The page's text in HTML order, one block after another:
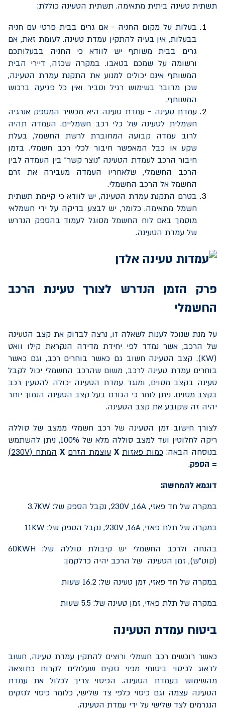
תשתית טעינה ביתית מתאימה. תשתית הטעינה כוללת:
בעלות על מקום החניה - אם גרים בבית פרטי עם חניה
בבעלות, אין בעיה להתקין עמדת טעינה. לעומת זאת, אם
גרים בבית משותף יש לוודא כי החניה בבעלותכם
ורשומה על שמכם בטאבו. במקרה שכזה, דיירי הבית
המשותף אינם יכולים למנוע את התקנת עמדת הטעינה,
שכן מדובר בשימוש רגיל וסביר ואין כל פגיעה ברכוש
המשותף.
עמדת טעינה - עמדת טעינה היא מכשיר המספק אנרגיה
חשמלית לטעינה של כלי רכב חשמליים. העמדה תהיה
לרוב עמדה קבועה המחוברת לרשת החשמל, בעלת
שקע או כבל המאפשר חיבור לכלי רכב חשמלי. בזמן
חיבור הרכב לעמדת הטעינה "נוצר קשר" בין העמדה לבין
הרכב החשמלי, שלאחריו העמדה מעבירה את זרם
החשמל אל הרכב החשמלי.
בטרם התקנת עמדת הטעינה, יש לוודא כי קיימת תשתית
חשמל מתאימה. כלומר, יש לבצע בדיקה על ידי חשמלאי
מוסמך באם לוח החשמל מסוגל לעמוד בהספק הנדרש
של עמדת הטעינה.
פרק הזמן הנדרש לצורך טעינת הרכב
החשמלי
על מנת שנוכל לענות לשאלה זו, נרצה לבדוק את קצב הטעינה
של הרכב, אשר נמדד לפי יחידת מדידה הנקראת קילו וואט
(
KW). קצב הטעינה חשוב גם כאשר בוחרים רכב, וגם כאשר
בוחרים עמדת טעינה לרכב, משום שהרכב החשמלי יכול לקבל
טעינה בקצב מסוים, ומנגד עמדת הטעינה יכולה להטעין רכב
בקצב מסוים. ניתן לומר כי הגורם בעל קצב הטעינה הנמוך יותר
יהיה זה שקובע את קצב הטעינה.
לצורך חישוב זמן הטעינה של רכב חשמלי ממצב של סוללה
ריקה לחלוטין ועד למצב סוללה מלא של 100%, ניתן להשתמש
בנוסחה הבאה: כמות פאזות X עוצמת הזרם X המתח (230V
)
= הספק.
דוגמא להמחשה:
במקרה של חד פאזי, 16A
,
230V, נקבל הספק של: 3.7KW
במקרה של תלת פאזי, 16A
,
230V, נקבל הספק של: 11KW
בהנחה ולרכב החשמלי יש קיבולת סוללה של: 60KWH
(קוט"ש), זמן הטעינה של הרכב יהיה כדלקמן:
במקרה של חד פאזי, זמן טעינה של: 16.2 שעות
במקרה של תלת פאזי, זמן טעינה של: 5.5 שעות
ביטוח עמדת הטעינה
כאשר רוכשים רכב חשמלי ורוצים להתקין עמדת טעינה, חשוב
לדאוג לכיסוי ביטוחי מפני נזקים שעלולים לקרות כתוצאה
מהשימוש בעמדת הטעינה. הכיסוי צריך לכלול את עמדת
הטעינה עצמה וגם כיסוי כלפי צד שלישי, כלומר כיסוי לנזקים
הנגרמים לצד שלישי על ידי עמדת הטעינה.